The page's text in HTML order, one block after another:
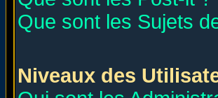
Que sont les Sujets
Niveaux des